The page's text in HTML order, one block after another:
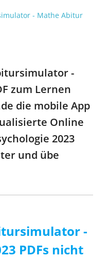
- Mathe Abitur
-
zum Lernen
die mobile App
Online
2023
und übe
-
PDFs nicht